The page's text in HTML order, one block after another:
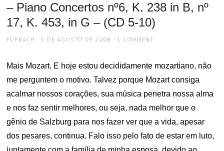
– Piano Concertos nº6, K. 238 in B, nº
17, K. 453, in G – (CD 5-10)
AUTHOR
FDPBACH
POSTED
5 DE AGOSTO DE 2008 1 COMMENT
Mais Mozart. E hoje estou decididamente mozartiano, não
me perguntem o motivo. Talvez porque Mozart consiga
acalmar nossos corações, sua música penetra nossa alma
e nos faz sentir melhores, ou seja, nada melhor que o
gênio de Salzburg para nos fazer ver que a vida, apesar
dos pesares, continua. Falo isso pelo fato de estar em luto,